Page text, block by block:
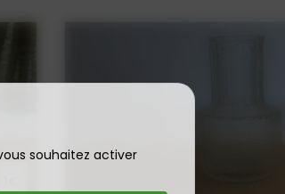
souhaitez activer